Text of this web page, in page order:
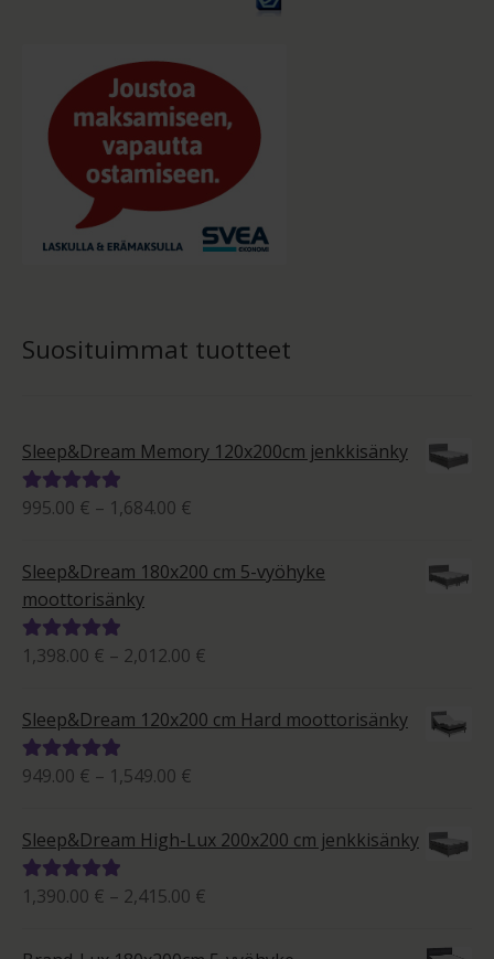
Suosituimmat tuotteet
Sleep&Dream Memory 120x200cm jenkkisänky
Arvostelu
5.00
/ 5
995.00 € – 1,684.00 €
-
1,684.00 €
Sleep&Dream 180x200 cm 5-vyöhyke
moottorisänky
Arvostelu
5.00
/ 5
1,398.00 € – 2,012.00 €
-
Sleep&Dream 120x200 cm Hard moottorisänky
Arvostelu
949.00 € – 1,549.00 €
Sleep&Dream High-Lux 200x200 cm jenkkisänky
Arvostelu
1,390.00 € – 2,415.00 €
-